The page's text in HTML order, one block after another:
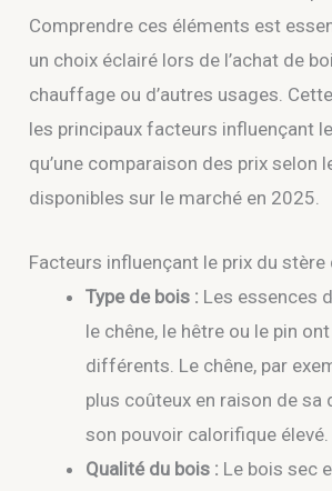
Comprendre ces éléments est
un choix éclairé lors de l’achat de
chauffage ou d’autres usages.
les principaux facteurs influençant
qu’une comparaison des prix selon
disponibles sur le marché en 2025.
Facteurs influençant le prix du stère
Type de bois : Les essences
le chêne, le hêtre ou le pin
différents. Le chêne, par
plus coûteux en raison de sa
son pouvoir calorifique élevé.
Qualité du bois : Le bois sec